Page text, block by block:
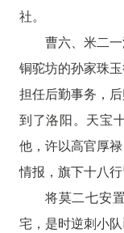
社。
曹六、米二
铜驼坊的孙家珠
担任后勤事务，
到了洛阳。天宝
他，许以高官厚
情报，旗下十八行
将莫二七安
宅，是时逆刺小